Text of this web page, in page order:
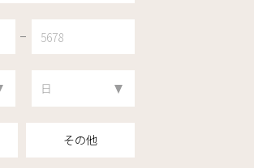
その他